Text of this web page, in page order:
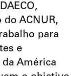
ACNUR,
para
e
América